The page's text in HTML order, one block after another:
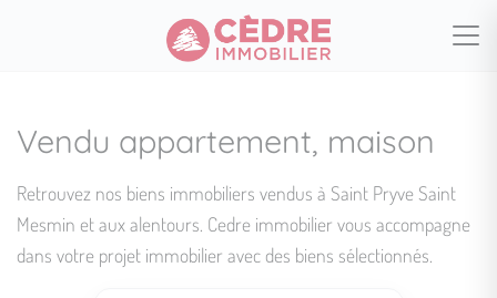
Vendu appartement, maison
Retrouvez nos biens immobiliers vendus à Saint Pryve Saint
Mesmin et aux alentours. Cedre immobilier vous accompagne
dans votre projet immobilier avec des biens sélectionnés.